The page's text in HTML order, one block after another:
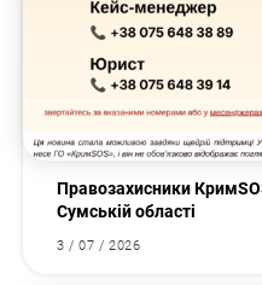
Правозахисники
Сумській області
3 / 07 / 2026